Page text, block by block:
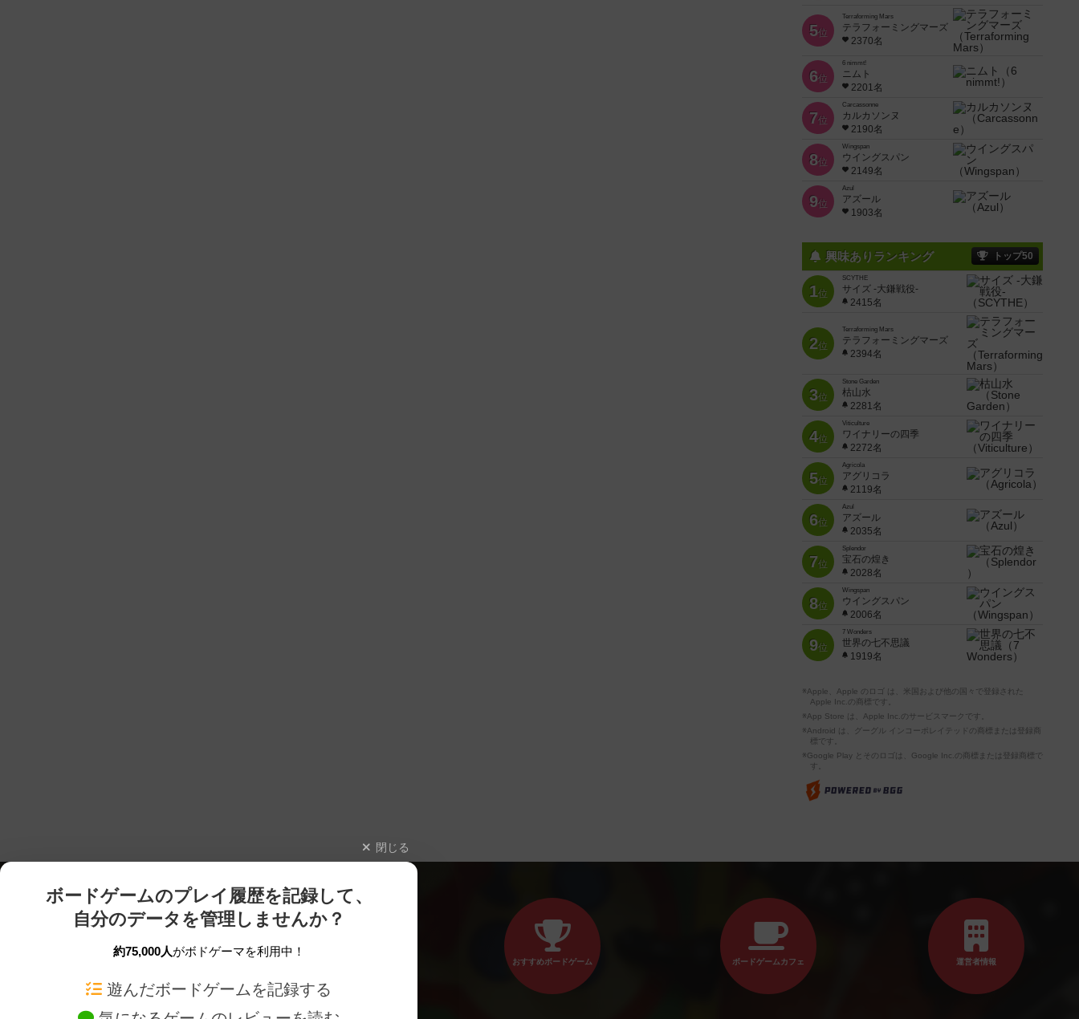
5位
Terraforming Mars
テラフォーミングマーズ
2370名
6位
6 nimmt!
ニムト
2201名
7位
Carcassonne
カルカソンヌ
2190名
8位
Wingspan
ウイングスパン
2149名
9位
Azul
アズール
1903名
興味ありランキング トップ50
1位
SCYTHE
サイズ -大鎌戦役-
2415名
2位
Terraforming Mars
テラフォーミングマーズ
2394名
3位
Stone Garden
枯山水
2281名
4位
Viticulture
ワイナリーの四季
2272名
5位
Agricola
アグリコラ
2119名
6位
Azul
アズール
2035名
7位
Splendor
宝石の煌き
2028名
8位
Wingspan
ウイングスパン
2006名
9位
7 Wonders
世界の七不思議
1919名
※Apple、Apple のロゴ は、米国および他の国々で登録された
Apple Inc.の商標です。
※App Store は、Apple Inc.のサービスマークです。
※Android は、グーグル インコーポレイテッドの商標または登録商
標です。
※Google Play とそのロゴは、Google Inc.の商標または登録商標で
す。
閉じる
ボードゲームのプレイ履歴を記録して、
自分のデータを管理しませんか？
約75,000人がボドゲーマを利用中！
遊んだボードゲームを記録する
おすすめボードゲーム ボードゲームカフェ 運営者情報